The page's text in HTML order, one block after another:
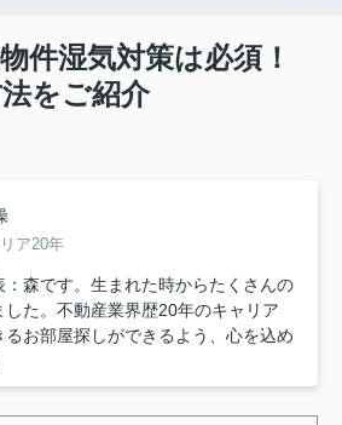
件湿気対策は必須！
をご紹介
ア20年
森です。生まれた時からたくさんの
た。不動産業界歴20年のキャリア
お部屋探しができるよう、心を込め